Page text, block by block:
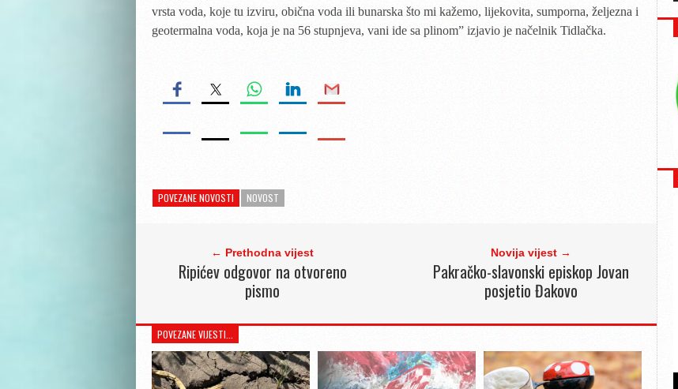
vrsta voda, koje tu izviru, obična voda ili bunarska što mi kažemo, lijekovita, sumporna, željezna i
geotermalna voda, koja je na 56 stupnjeva, vani ide sa plinom” izjavio je načelnik Tidlačka.
POVEZANE NOVOSTI NOVOST
← Prethodna vijest
Ripićev odgovor na otvoreno
pismo
Novija vijest →
Pakračko-slavonski episkop Jovan
posjetio Đakovo
POVEZANE VIJESTI...